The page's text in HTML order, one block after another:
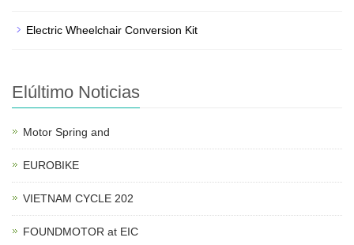
Electric Wheelchair Conversion Kit
Elúltimo Noticias
Motor Spring and
EUROBIKE
VIETNAM CYCLE 202
FOUNDMOTOR at EIC